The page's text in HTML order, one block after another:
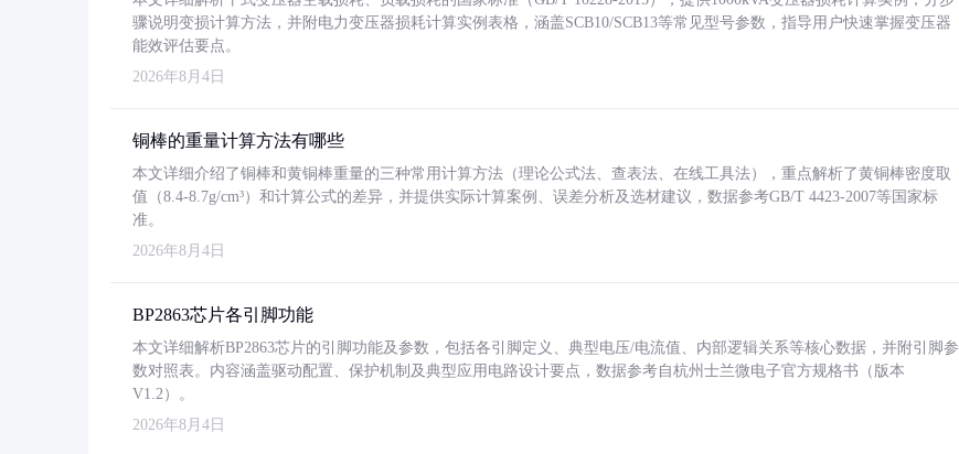
骤说明变损计算方法，并附电力变压器损耗计算实例表格，涵盖SCB10/SCB13等常见型号参数，指导用户快速掌握变压器
能效评估要点。
2026年8月4日
铜棒的重量计算方法有哪些
本文详细介绍了铜棒和黄铜棒重量的三种常用计算方法（理论公式法、查表法、在线工具法），重点解析了黄铜棒密度取
值（8.4-8.7g/cm³）和计算公式的差异，并提供实际计算案例、误差分析及选材建议，数据参考GB/T 4423-2007等国家标
准。
2026年8月4日
BP2863芯片各引脚功能
本文详细解析BP2863芯片的引脚功能及参数，包括各引脚定义、典型电压/电流值、内部逻辑关系等核心数据，并附引脚参
数对照表。内容涵盖驱动配置、保护机制及典型应用电路设计要点，数据参考自杭州士兰微电子官方规格书（版本
V1.2）。
2026年8月4日